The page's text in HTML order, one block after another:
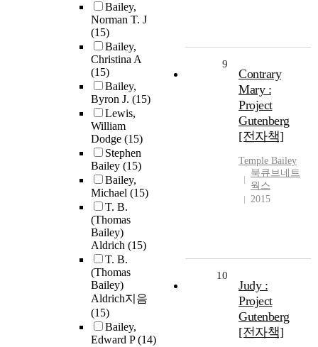
Bailey,
Norman T. J
(15)
Bailey,
Christina A
(15)
Bailey,
Byron J. (15)
Lewis,
William
Dodge (15)
Stephen
Bailey (15)
Bailey,
Michael (15)
T. B.
(Thomas
Bailey)
Aldrich (15)
T. B.
(Thomas
Bailey)
Aldrich지음
(15)
Bailey,
Edward P(14)
9
Contrary
Mary :
Project
Gutenberg
[전자책]
Temple Bailey
북큐브네트
웍스
2015
10
Judy :
Project
Gutenberg
[전자책]